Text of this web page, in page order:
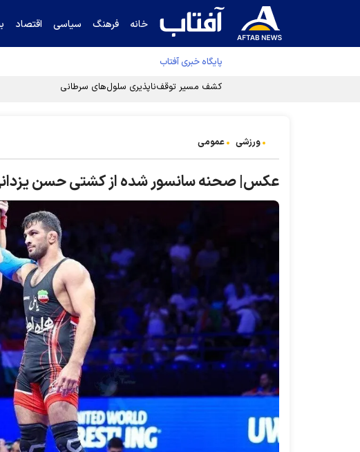
خانه فرهنگ سیاسی اقتصاد
پایگاه خبری آفتاب
کشف مسیر توقف‌ناپذیری سلول‌های سرطانی
ورزشی عمومی
عکس| صحنه سانسور شده از کشتی حسن